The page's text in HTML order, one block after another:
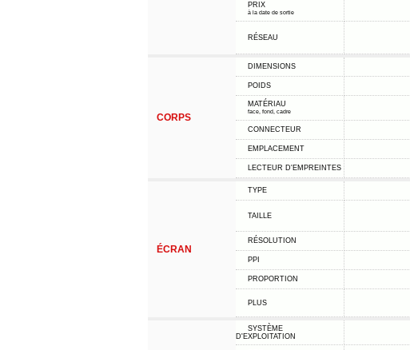
PRIX
à la date de sortie
RÉSEAU
CORPS
DIMENSIONS
POIDS
MATÉRIAU
face, fond, cadre
CONNECTEUR
EMPLACEMENT
LECTEUR D'EMPREINTES
ÉCRAN
TYPE
TAILLE
RÉSOLUTION
PPI
PROPORTION
PLUS
SYSTÈME
D'EXPLOITATION